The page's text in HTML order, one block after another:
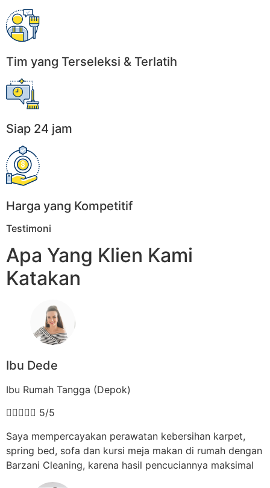
Tim yang Terseleksi & Terlatih
Siap 24 jam
Harga yang Kompetitif
Testimoni
Apa Yang Klien Kami
Katakan
Ibu Dede
Ibu Rumah Tangga (Depok)
 5/5
Saya mempercayakan perawatan kebersihan karpet,
spring bed, sofa dan kursi meja makan di rumah dengan
Barzani Cleaning, karena hasil pencuciannya maksimal